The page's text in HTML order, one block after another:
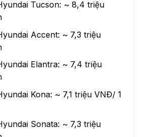
Tucson: ~ 8,4 triệu
Accent: ~ 7,3 triệu
Elantra: ~ 7,4 triệu
Kona: ~ 7,1 triệu VNĐ/ 1
Sonata: ~ 7,3 triệu